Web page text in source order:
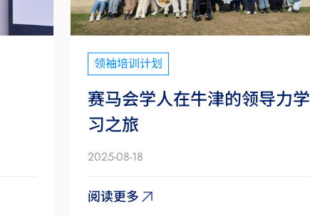
领袖培训计划
赛马会学人在牛津的领导力学
习之旅
2025-08-18
阅读更多